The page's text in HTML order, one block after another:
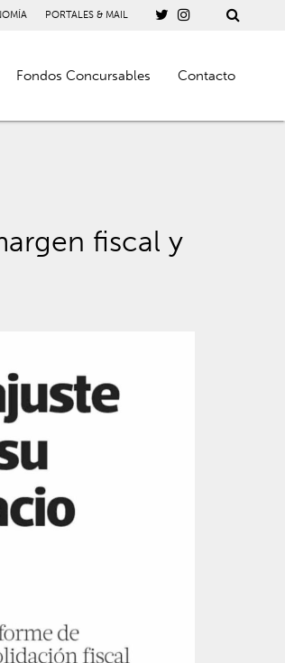
PORTALES & MAIL
Fondos Concursables Contacto
fiscal y